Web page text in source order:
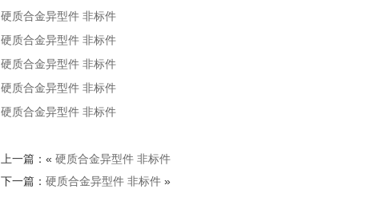
硬质合金异型件 非标件
硬质合金异型件 非标件
硬质合金异型件 非标件
硬质合金异型件 非标件
硬质合金异型件 非标件
上一篇：« 硬质合金异型件 非标件
下一篇： 硬质合金异型件 非标件 »